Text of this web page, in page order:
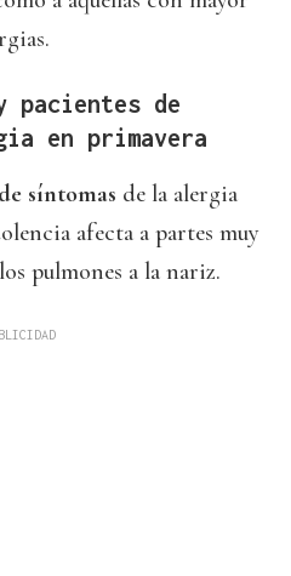
pacientes de
en primavera
síntomas de la alergia
afecta a partes muy
pulmones a la nariz.